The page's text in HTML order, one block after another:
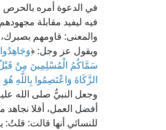
في الدعوة أمره بالحرص
فيه ليفيد مقابلة
والمعنى: قاومهم
ويقول عز وجل: ﴿
سَمَّاكُمُ الْمُسْلِمِينَ مِنْ قَبْلُ
الزَّكَاةَ وَاعْتَصِمُوا بِاللَّهِ
وجعل النبيُّ صلى الله
أفضل العمل، أفلا
للنسائي أنها قالت: قلتُ: